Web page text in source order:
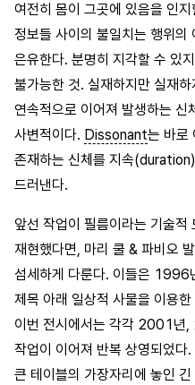
여전히 몸이 그곳에 있음을 인
정보들 사이의 불일치는 행위의
은유한다. 분명히 지각할 수 있
불가능한 것. 실재하지만 실재
연속적으로 이어져 발생하는 신
사변적이다. Dissonant는 바로
존재하는 신체를 지속
드러낸다.
앞선 작업이 필름이라는 기술적
재현했다면, 마리 쿨 & 파비오
섬세하게 다룬다. 이들은 1996
제목 아래 일상적 사물을 이용
이번 전시에서는 각각 2001
작업이 이어져 반복 상영되었다
큰 테이블의 가장자리에 놓인